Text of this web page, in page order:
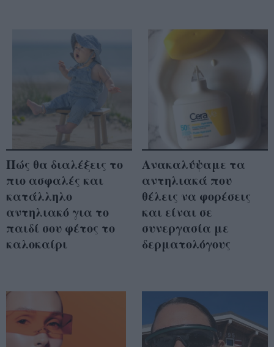
Πώς θα διαλέξεις το
πιο ασφαλές και
κατάλληλο
αντηλιακό για το
παιδί σου φέτος το
καλοκαίρι
Ανακαλύψαμε τα
αντηλιακά που
θέλεις να φορέσεις
και είναι σε
συνεργασία με
δερματολόγους